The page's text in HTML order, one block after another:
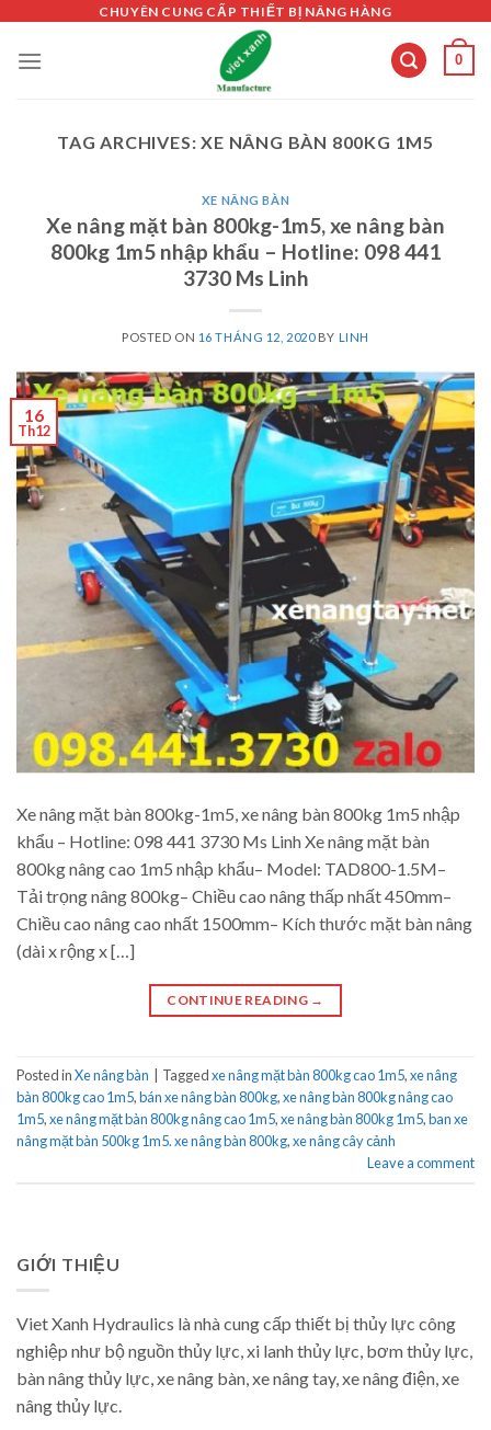
content
CHUYÊN CUNG CẤP THIẾT BỊ NÂNG HÀNG
0
TAG ARCHIVES:XE NÂNG BÀN 800KG 1M5
XE NÂNG BÀN
Xe nâng mặt bàn 800kg-1m5, xe nâng bàn
800kg 1m5 nhập khẩu – Hotline: 098 441
3730 Ms Linh
POSTED ON 16 THÁNG 12, 2020BY LINH
16
Th12
Xe nâng mặt bàn 800kg-1m5, xe nâng bàn 800kg 1m5 nhập
khẩu – Hotline: 098 441 3730 Ms Linh Xe nâng mặt bàn
800kg nâng cao 1m5 nhập khẩu– Model: TAD800-1.5M–
Tải trọng nâng 800kg– Chiều cao nâng thấp nhất 450mm–
Chiều cao nâng cao nhất 1500mm– Kích thước mặt bàn nâng
(dài x rộng x […]
CONTINUE READING →
Posted inXe nâng bàn Taggedxe nâng mặt bàn 800kg cao 1m5,xe nâng
bàn 800kg cao 1m5,bán xe nâng bàn 800kg,xe nâng bàn 800kg nâng cao
1m5,xe nâng mặt bàn 800kg nâng cao 1m5,xe nâng bàn 800kg 1m5,ban xe
nâng mặt bàn 500kg 1m5. xe nâng bàn 800kg,xe nâng cây cảnh
Leave a comment
GIỚI THIỆU
Viet Xanh Hydraulics là nhà cung cấp thiết bị thủy lực công
nghiệp như bộ nguồn thủy lực, xi lanh thủy lực, bơm thủy lực,
bàn nâng thủy lực, xe nâng bàn, xe nâng tay, xe nâng điện, xe
nâng thủy lực.